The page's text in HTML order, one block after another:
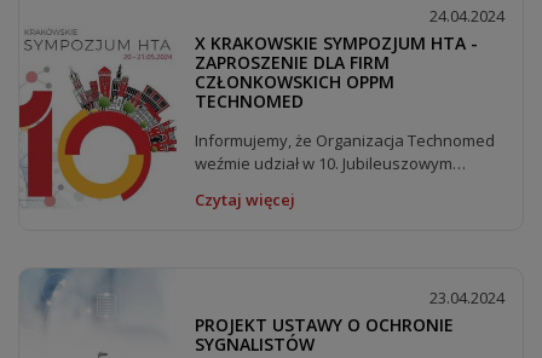
24.04.2024
X KRAKOWSKIE SYMPOZJUM HTA -
ZAPROSZENIE DLA FIRM
CZŁONKOWSKICH OPPM
TECHNOMED
Informujemy, że Organizacja Technomed
weźmie udział w 10. Jubileuszowym
Czytaj więcej
23.04.2024
PROJEKT USTAWY O OCHRONIE
SYGNALISTÓW